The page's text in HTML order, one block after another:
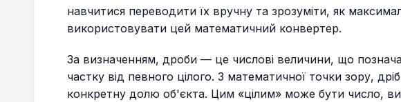
навчитися переводити їх вручну та зрозуміти, як
використовувати цей математичний конвертер.
За визначенням, дроби — це числові величини, що
частку від певного цілого. З математичної точки зору,
конкретну долю об'єкта. Цим «цілим» може бути число,